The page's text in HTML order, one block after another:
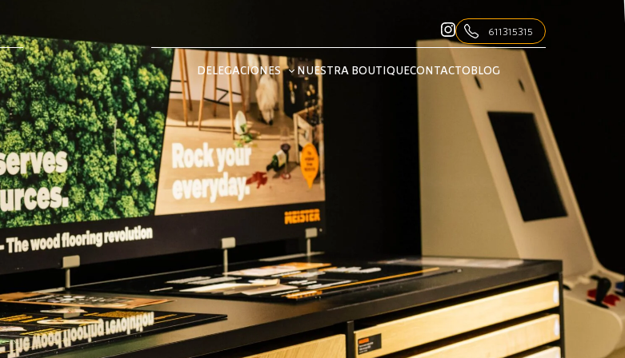
611315315
DELEGACIONES NUESTRA BOUTIQUECONTACTOBLOG